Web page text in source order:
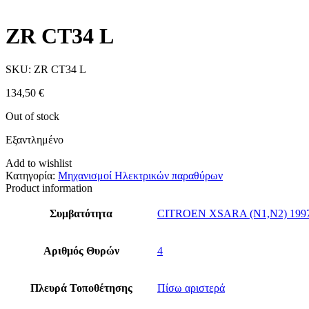
ZR CT34 L
SKU: ZR CT34 L
134,50 €
Out of stock
Εξαντλημένο
Add to wishlist
Κατηγορία: Μηχανισμοί Ηλεκτρικών παραθύρων
Product information
Συμβατότητα CITROEN XSARA (N1,Ν2)
Αριθμός Θυρών 4
Πλευρά Τοποθέτησης Πίσω αριστερά